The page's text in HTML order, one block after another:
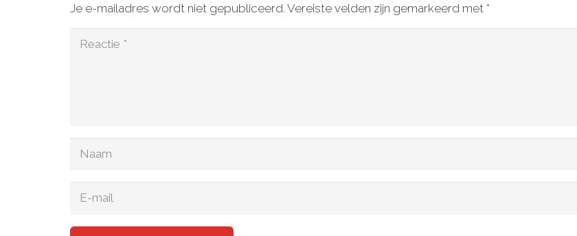
Je e-mailadres wordt niet gepubliceerd. Vereiste velden zijn gemarkeerd met *